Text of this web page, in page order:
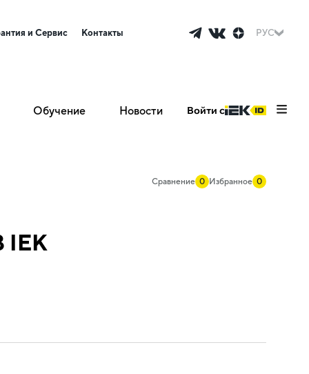
и Сервис Контакты РУС
Обучение Новости Войти с
Сравнение 0 Избранное 0
IEK